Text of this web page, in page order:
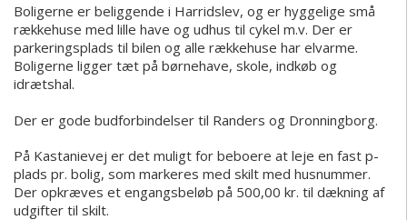
Boligerne er beliggende i Harridslev, og er hyggelige små
rækkehuse med lille have og udhus til cykel m.v. Der er
parkeringsplads til bilen og alle rækkehuse har elvarme.
Boligerne ligger tæt på børnehave, skole, indkøb og
idrætshal.
Der er gode budforbindelser til Randers og Dronningborg.
På Kastanievej er det muligt for beboere at leje en fast p-
plads pr. bolig, som markeres med skilt med husnummer.
Der opkræves et engangsbeløb på 500,00 kr. til dækning af
udgifter til skilt.